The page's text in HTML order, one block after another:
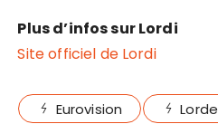
Plus d’infos sur Lordi
Site officiel de Lordi
Eurovision Lorde